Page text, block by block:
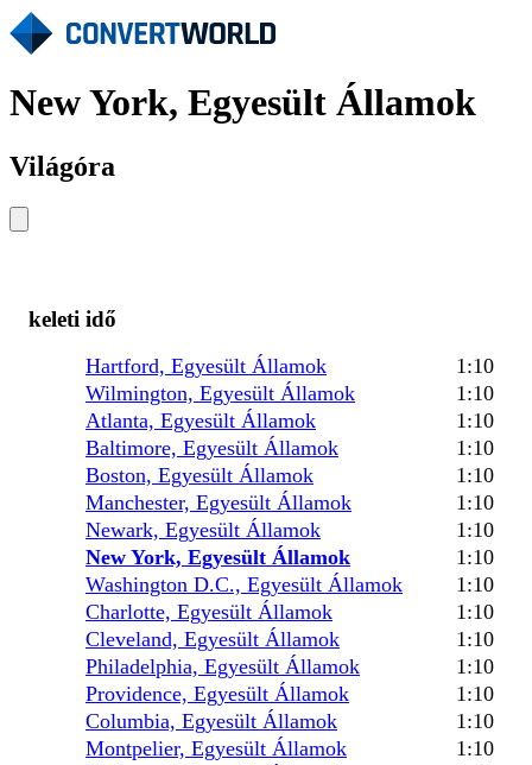
New York, Egyesült Államok
Világóra
keleti idő
Hartford, Egyesült Államok
1:10
Wilmington, Egyesült Államok
1:10
Atlanta, Egyesült Államok
1:10
Baltimore, Egyesült Államok
1:10
Boston, Egyesült Államok
1:10
Manchester, Egyesült Államok
1:10
Newark, Egyesült Államok
1:10
New York, Egyesült Államok
1:10
Washington D.C., Egyesült Államok
1:10
Charlotte, Egyesült Államok
1:10
Cleveland, Egyesült Államok
1:10
Philadelphia, Egyesült Államok
1:10
Providence, Egyesült Államok
1:10
Columbia, Egyesült Államok
1:10
Montpelier, Egyesült Államok
1:10